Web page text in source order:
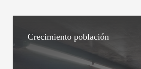
Crecimiento población